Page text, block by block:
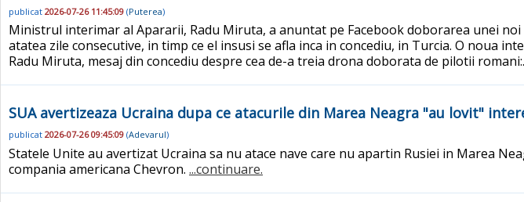
publicat 2026-07-26 11:45:09 (Puterea)
Ministrul interimar al Apararii, Radu Miruta, a anuntat pe Facebook doborarea unei noi
atatea zile consecutive, in timp ce el insusi se afla inca in concediu, in Turcia. O
Radu Miruta, mesaj din concediu despre cea de-a treia drona doborata de pilotii
SUA avertizeaza Ucraina dupa ce atacurile din Marea Neagra "au lovit"
publicat 2026-07-26 09:45:09 (Adevarul)
Statele Unite au avertizat Ucraina sa nu atace nave care nu apartin Rusiei in Marea
compania americana Chevron. ...continuare.